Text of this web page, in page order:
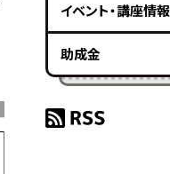
イベント・講座情報
助成金